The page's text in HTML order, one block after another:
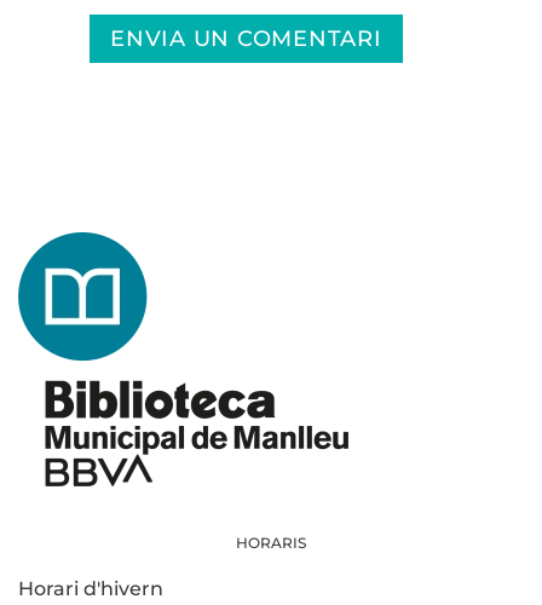
ENVIA UN COMENTARI
HORARIS
Horari d'hivern